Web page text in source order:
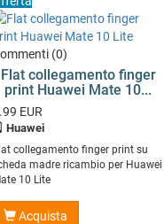
(0)
Flat collegamento finger
print Huawei Mate 10...
EUR
Huawei
collegamento finger print su
madre ricambio per Huawei
10 Lite
Acquista